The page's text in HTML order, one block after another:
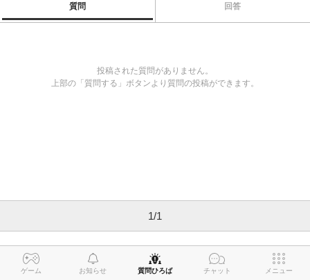
質問 回答
投稿された質問がありません。
上部の「質問する」ボタンより質問の投稿ができます。
1/1
ゲーム お知らせ 質問ひろば チャット メニュー